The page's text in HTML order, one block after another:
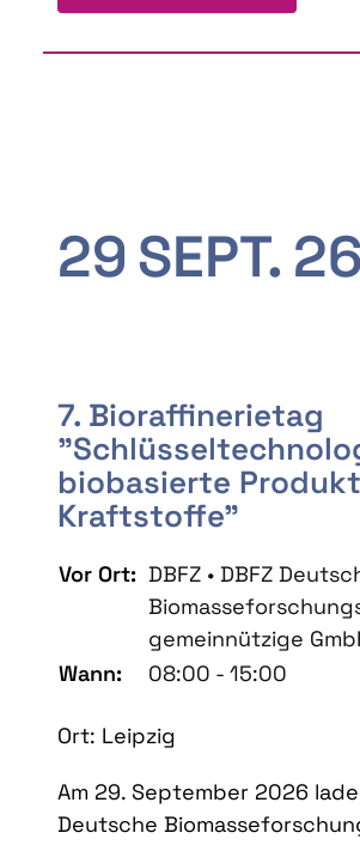
29SEPT. 26
7. Bioraffinerietag
biobasierte
Kraftstoffe"
Vor Ort: DBFZ • DBFZ
gemeinnützige
Wann:
08:00 - 15:00
Ort: Leipzig
Am 29. September 2026
Deutsche